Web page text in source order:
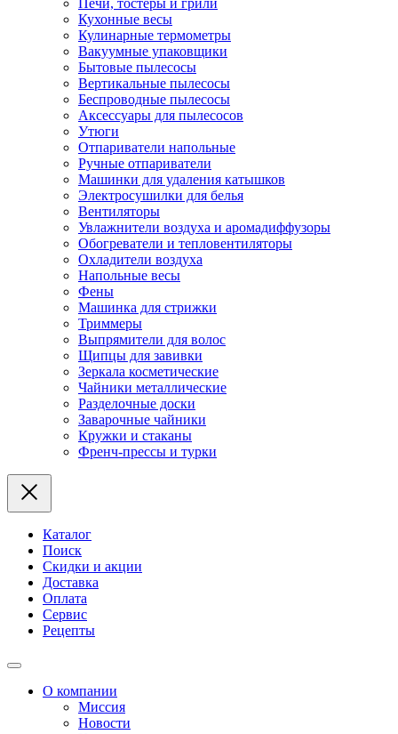
Печи, тостеры и грили
Кухонные весы
Кулинарные термометры
Вакуумные упаковщики
Бытовые пылесосы
Вертикальные пылесосы
Беспроводные пылесосы
Аксессуары для пылесосов
Утюги
Отпариватели напольные
Ручные отпариватели
Машинки для удаления катышков
Электросушилки для белья
Вентиляторы
Увлажнители воздуха и аромадиффузоры
Обогреватели и тепловентиляторы
Охладители воздуха
Напольные весы
Фены
Машинка для стрижки
Триммеры
Выпрямители для волос
Щипцы для завивки
Зеркала косметические
Чайники металлические
Разделочные доски
Заварочные чайники
Кружки и стаканы
Френч-прессы и турки
Каталог
Поиск
Скидки и акции
Доставка
Оплата
Сервис
Рецепты
О компании
Миссия
Новости